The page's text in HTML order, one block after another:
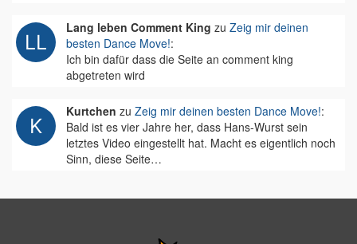
Lang leben Comment King zu Zeig mir deinen
besten Dance Move!:
Ich bin dafür dass die Seite an comment king
abgetreten wird
Kurtchen zu Zeig mir deinen besten Dance Move!:
Bald ist es vier Jahre her, dass Hans-Wurst sein
letztes Video eingestellt hat. Macht es eigentlich noch
Sinn, diese Seite…